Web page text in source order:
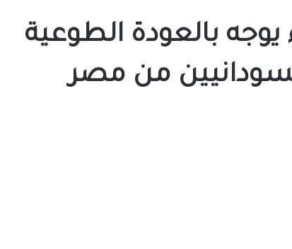
يوجه بالعودة الطوعية
من مصر